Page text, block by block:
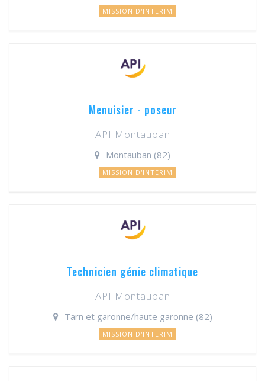
MISSION D'INTERIM
Menuisier - poseur
API Montauban
Montauban (82)
MISSION D'INTERIM
Technicien génie climatique
API Montauban
Tarn et garonne/haute garonne (82)
MISSION D'INTERIM